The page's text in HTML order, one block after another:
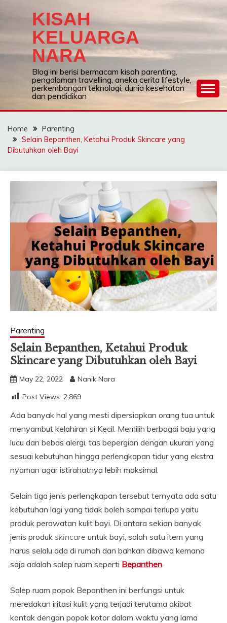
KISAH
KELUARGA
NARA
Blog ini berisi bermacam kisah parenting,
pengalaman travelling, aneka cerita lifestyle,
perkembangan teknologi, dunia kesehatan
dan pendidikan
Home
Parenting
Selain Bepanthen, Ketahui Produk Skincare yang
Dibutuhkan oleh Bayi
Parenting
Selain Bepanthen, Ketahui Produk
Skincare yang Dibutuhkan oleh Bayi
May 22, 2022
Nanik Nara
Post Views: 2,869
Ada banyak hal yang mesti dipersiapkan orang tua untuk
menyambut kelahiran si Kecil. Memilih berbagai baju yang
lucu dan bebas alergi, tas bepergian dengan ukuran yang
sesuai kebutuhan hingga perlengkapan tidur yang ekstra
nyaman agar istirahatnya lebih maksimal.
Selain tiga jenis perlengkapan tersebut ternyata ada satu
kebutuhan lagi yang tidak boleh sampai terlupa yaitu
produk perawatan kulit bayi. Di antara sekian banyak
jenis produk skincare untuk bayi, salah satu item yang
harus selalu ada di rumah dan bahkan dibawa kemana
saja adalah salep ruam seperti Bepanthen
Salep ruam popok Bepanthen ini berfungsi untuk
meredakan iritasi kulit yang terjadi terutama akibat
kontak dengan popok kotor dalam waktu yang lama